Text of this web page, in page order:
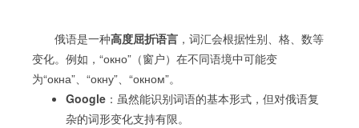
俄语是一种高度屈折语言 ，词汇会根据性别、格、数等
变化。例如，“окно”（窗户）在不同语境中可能变
为“окна”、“окну”、“окном”。
Google ：虽然能识别词语的基本形式，但对俄语复
杂的词形变化支持有限。